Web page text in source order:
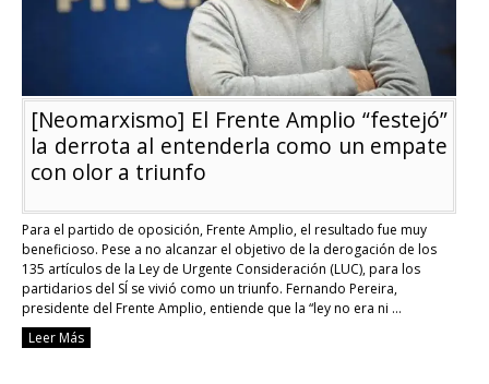
[Neomarxismo] El Frente Amplio “festejó”
la derrota al entenderla como un empate
con olor a triunfo
Para el partido de oposición, Frente Amplio, el resultado fue muy
beneficioso. Pese a no alcanzar el objetivo de la derogación de los
135 artículos de la Ley de Urgente Consideración (LUC), para los
partidarios del SÍ se vivió como un triunfo. Fernando Pereira,
presidente del Frente Amplio, entiende que la “ley no era ni …
Continue reading
Leer Más